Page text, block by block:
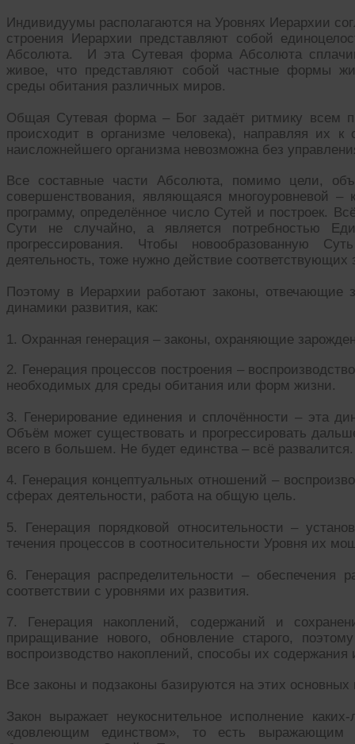
Индивидуумы располагаются на Уровнях Иерархии
строения Иерархии представляют собой
Абсолюта. И эта Сутевая форма Абсолюта
живое, что представляют собой частные формы
среды обитания различных миров.
Общая Сутевая форма – Бог задаёт ритмику всем
происходит в организме человека), направляя их
наисложнейшего организма невозможна без
Все составные части Абсолюта, помимо цели,
совершенствования, являющаяся многоуровневой
программу, определённое число Сутей и построек.
Сути не случайно, а является потребностью
прогрессирования. Чтобы новообразованную
деятельность, тоже нужно действие соответствующих
Поэтому в Иерархии работают законы, отвечающие
динамики развития, как:
1. Охранная генерация – законы, охраняющие
2. Генерация процессов построения –
необходимых для среды обитания или форм жизни.
3. Генерирование единения и сплочённости – эта
Объём может существовать и прогрессировать
всего в большем. Не будет единства – всё развалится.
4. Генерация концептуальных отношений –
сферах деятельности, работа на общую цель.
5. Генерация порядковой относительности –
течения процессов в соотносительности Уровня их
6. Генерация распределительности –
соответствии с уровнями их развития.
7. Генерация накоплений, содержаний и
приращивание нового, обновление старого,
воспроизводство накоплений, способы их
Все законы и подзаконы базируются на этих основных
Закон выражает неукоснительное исполнение
«довлеющим единством», то есть выражающим